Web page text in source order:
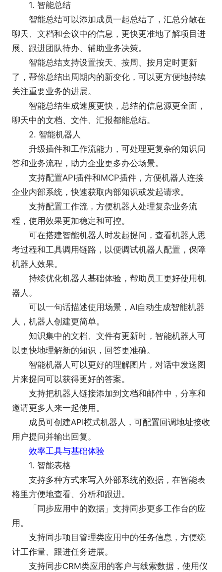
1. 智能总结
智能总结可以添加成员一起总结了，汇总分散在
聊天、文档和会议中的信息，更快更准地了解项目进
展、跟进团队待办、辅助业务决策。
智能总结支持设置按天、按周、按月定时更新
了，帮你总结出周期内的新变化，可以更方便地持续
关注重要业务的进展。
智能总结生成速度更快，总结的信息源更全面，
聊天中的文档、文件、汇报都能总结。
2. 智能机器人
升级插件和工作流能力，可处理更复杂的知识问
答和业务流程，助力企业更多办公场景。
支持配置API插件和MCP插件，方便机器人连接
企业内部系统，快速获取内部知识或发起请求。
支持配置工作流，方便机器人处理复杂业务流
程，使用效果更加稳定和可控。
可在搭建智能机器人时发起提问，查看机器人思
考过程和工具调用链路，以便调试机器人配置，保障
机器人效果。
持续优化机器人基础体验，帮助员工更好使用机
器人。
可以一句话描述使用场景，AI自动生成智能机器
人，机器人创建更简单。
知识集中的文档、文件有更新时，智能机器人可
以更快地理解新的知识，回答更准确。
智能机器人可以更好的理解图片，对话中发送图
片来提问可以获得更好的答案。
支持把机器人链接添加到文档和邮件中，分享和
邀请更多人来一起使用。
成员可创建API模式机器人，可配置回调地址接收
用户提问并输出回复。
效率工具与基础体验
1. 智能表格
支持多种方式来写入外部系统的数据，在智能表
格里方便地查看、分析和跟进。
「同步应用中的数据」支持同步更多工作台的应
用。
支持同步项目管理类应用中的任务信息，方便统
计工作量、跟进任务进展。
支持同步CRM类应用的客户与线索数据，使用仪